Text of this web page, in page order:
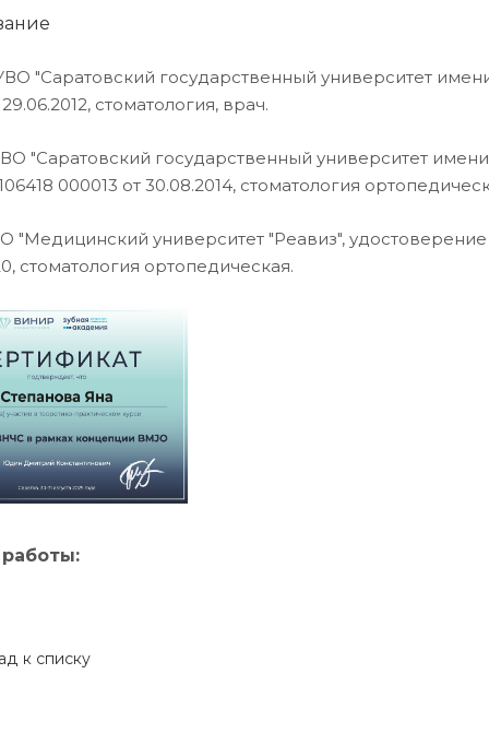
"Саратовский государственный университет
стоматология, врач.
"Саратовский государственный университет
000013 от 30.08.2014, стоматология
университет "Реавиз", удостоверение
стоматология ортопедическая.
к списку